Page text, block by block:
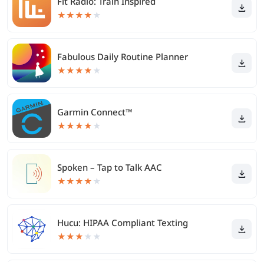
★★★★ ★
Fabulous Daily Routine Planner
★★★★ ★
Garmin Connect™
★★★★ ★
Spoken – Tap to Talk AAC
★★★★ ★
Hucu: HIPAA Compliant Texting
★★★ ★ ★